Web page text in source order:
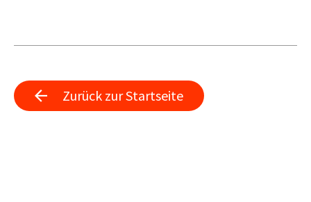
Zurück zur Startseite